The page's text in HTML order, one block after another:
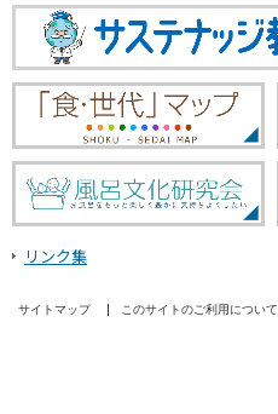
リンク集
サイトマップ このサイトのご利用について